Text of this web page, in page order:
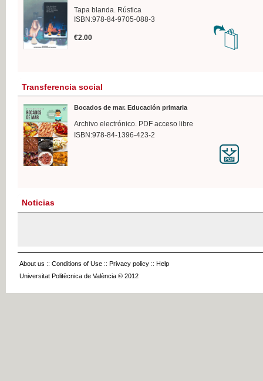
Tapa blanda. Rústica
ISBN:978-84-9705-088-3
€2.00
Transferencia social
Bocados de mar. Educación primaria
Archivo electrónico. PDF acceso libre
ISBN:978-84-1396-423-2
Noticias
About us :: Conditions of Use :: Privacy policy :: Help
Universitat Politècnica de València © 2012